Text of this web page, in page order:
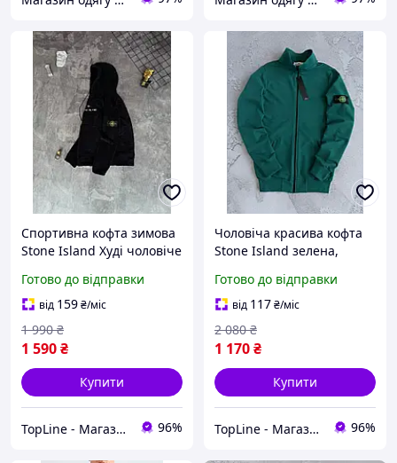
Спортивна кофта зимова
Stone Island Худі чоловіче
патчем, Толстовка з
капюшоном стильна
чорна
Готово до відправки
від 159₴/міс
1 590₴
1 990 ₴
Купити
TopLine - Магазин крутих товарів 96%
Чоловіча красива кофта
Stone Island зелена,
Айленд демісезонний,
Стильна олімпійка на
блискавці та з двухнитки
Готово до відправки
від 117₴/міс
1 170₴
2 080 ₴
Купити
TopLine - Магазин крутих товарів 96%